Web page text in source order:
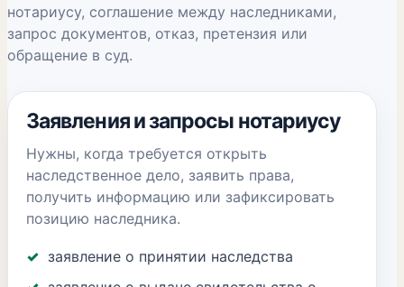
нотариусу, соглашение между наследниками,
запрос документов, отказ, претензия или
обращение в суд.
Заявления и запросы нотариусу
Нужны, когда требуется открыть
наследственное дело, заявить права,
получить информацию или зафиксировать
позицию наследника.
заявление о принятии наследства